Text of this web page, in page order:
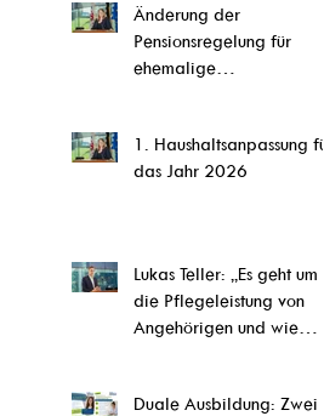
CETA,“ so Steffi Pauels
Änderung der
Pensionsregelung für
ehemalige
1. Haushaltsanpassung für
das Jahr 2026
Lukas Teller: „Es geht um
die Pflegeleistung von
Angehörigen und wie
Duale Ausbildung: Zwei